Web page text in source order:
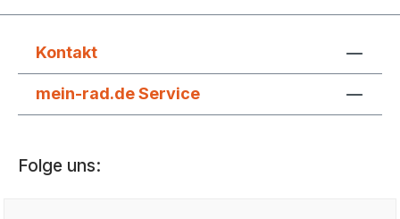
Additive sorgen für langanhaltenden
Schutz des gesamten Kettensatzes.✔
Materialschonend & säurefrei – Greift
keinerlei Oberflächen an und ist für alle
selbsttätige Reinigung durch Gel-
Kontakt
mein-rad.de Service
Folge uns: